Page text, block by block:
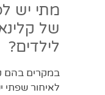
מתי יש
של
לילדים?
במקרים בהם
לאיחור שפתי